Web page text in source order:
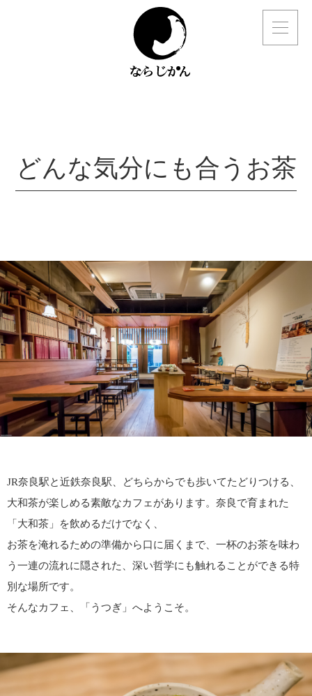
どんな気分にも合うお茶
JR奈良駅と近鉄奈良駅、どちらからでも歩いてたどりつける、
大和茶が楽しめる素敵なカフェがあります。奈良で育まれた
「大和茶」を飲めるだけでなく、
お茶を淹れるための準備から口に届くまで、一杯のお茶を味わ
う一連の流れに隠された、深い哲学にも触れることができる特
別な場所です。
そんなカフェ、「うつぎ」へようこそ。